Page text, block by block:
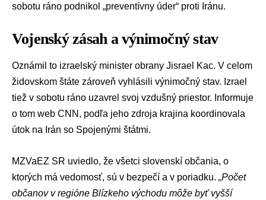
sobotu ráno podnikol „preventívny úder“ proti Iránu.
Vojenský zásah a výnimočný stav
Oznámil to izraelský minister obrany Jisrael Kac. V celom
židovskom štáte zároveň vyhlásili výnimočný stav. Izrael
tiež v sobotu ráno uzavrel svoj vzdušný priestor. Informuje
o tom web CNN, podľa jeho zdroja krajina koordinovala
útok na Irán so Spojenými štátmi.
MZVaEZ SR uviedlo, že všetci slovenskí občania, o
ktorých má vedomosť, sú v bezpečí a v poriadku. „Počet
občanov v regióne Blízkeho východu môže byť vyšší